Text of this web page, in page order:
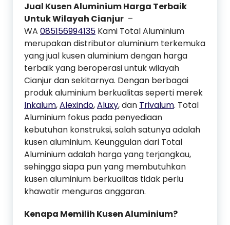
Jual Kusen Aluminium Harga Terbaik
Untuk Wilayah Cianjur –
WA 085156994135 Kami Total Aluminium
merupakan distributor aluminium terkemuka
yang jual kusen aluminium dengan harga
terbaik yang beroperasi untuk wilayah
Cianjur dan sekitarnya. Dengan berbagai
produk aluminium berkualitas seperti merek
Inkalum,Alexindo,Aluxy, dan Trivalum. Total
Aluminium fokus pada penyediaan
kebutuhan konstruksi, salah satunya adalah
kusen aluminium. Keunggulan dari Total
Aluminium adalah harga yang terjangkau,
sehingga siapa pun yang membutuhkan
kusen aluminium berkualitas tidak perlu
khawatir menguras anggaran.
Kenapa Memilih Kusen Aluminium?